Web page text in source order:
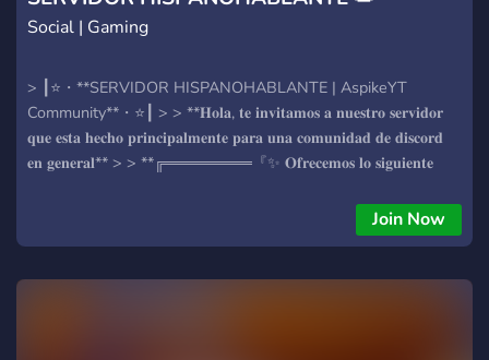
Social | Gaming
> ┃⭐・**SERVIDOR HISPANOHABLANTE | AspikeYT
Community**・⭐┃ > > **𝐇𝐨𝐥𝐚, 𝐭𝐞 𝐢𝐧𝐯𝐢𝐭𝐚𝐦𝐨𝐬 𝐚 𝐧𝐮𝐞𝐬𝐭𝐫𝐨 𝐬𝐞𝐫𝐯𝐢𝐝𝐨𝐫
𝐪𝐮𝐞 𝐞𝐬𝐭𝐚 𝐡𝐞𝐜𝐡𝐨 𝐩𝐫𝐢𝐧𝐜𝐢𝐩𝐚𝐥𝐦𝐞𝐧𝐭𝐞 𝐩𝐚𝐫𝐚 𝐮𝐧𝐚 𝐜𝐨𝐦𝐮𝐧𝐢𝐝𝐚𝐝 𝐝𝐞 𝐝𝐢𝐬𝐜𝐨𝐫𝐝
𝐞𝐧 𝐠𝐞𝐧𝐞𝐫𝐚𝐥** > > **╔════════『✨ 𝐎𝐟𝐫𝐞𝐜𝐞𝐦𝐨𝐬 𝐥𝐨 𝐬𝐢𝐠𝐮𝐢𝐞𝐧𝐭𝐞
୨୧⭑➤ **╠🔔・𝐒𝐢𝐬𝐭𝐞𝐦𝐚 𝐝𝐞 𝐁𝐔𝐌𝐏. ★** > - ୨୧⭑➤ **╠💰・𝐒𝐢𝐬𝐭𝐞𝐦𝐚
𝐝𝐞 𝐞𝐜𝐨𝐧𝐨𝐦𝐢́𝐚. ★** > - ୨୧⭑➤ **╠🤖・𝐕𝐚𝐫𝐢𝐨𝐬 𝐛𝐨𝐭𝐬 𝐝𝐞
Join Now